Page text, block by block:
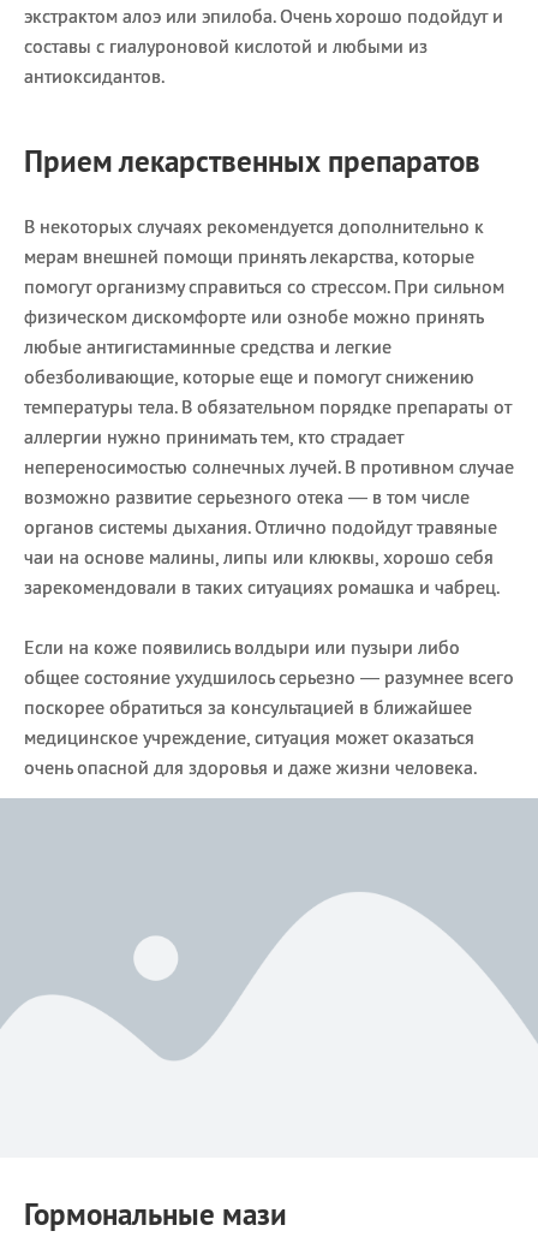
экстрактом алоэ или эпилоба. Очень хорошо подойдут и
составы с гиалуроновой кислотой и любыми из
антиоксидантов.
Прием лекарственных препаратов
В некоторых случаях рекомендуется дополнительно к
мерам внешней помощи принять лекарства, которые
помогут организму справиться со стрессом. При сильном
физическом дискомфорте или ознобе можно принять
любые антигистаминные средства и легкие
обезболивающие, которые еще и помогут снижению
температуры тела. В обязательном порядке препараты от
аллергии нужно принимать тем, кто страдает
непереносимостью солнечных лучей. В противном случае
возможно развитие серьезного отека — в том числе
органов системы дыхания. Отлично подойдут травяные
чаи на основе малины, липы или клюквы, хорошо себя
зарекомендовали в таких ситуациях ромашка и чабрец.
Если на коже появились волдыри или пузыри либо
общее состояние ухудшилось серьезно — разумнее всего
поскорее обратиться за консультацией в ближайшее
медицинское учреждение, ситуация может оказаться
очень опасной для здоровья и даже жизни человека.
Гормональные мази